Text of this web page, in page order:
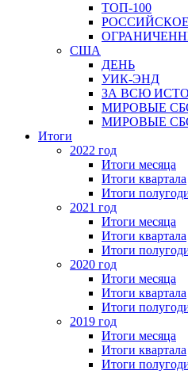
ТОП-100
США
ДЕНЬ
УИК-ЭНД
ЗА ВСЮ
МИРОВЫЕ
МИРОВЫЕ
Итоги
2022 год
Итоги месяца
Итоги квартала
Итоги
2021 год
Итоги месяца
Итоги квартала
Итоги
2020 год
Итоги месяца
Итоги квартала
Итоги
2019 год
Итоги месяца
Итоги квартала
Итоги